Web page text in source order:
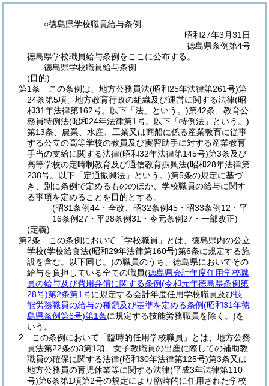
○徳島県学校職員給与条例
昭和27年3月31日
徳島県条例第4号
徳島県学校職員給与条例をここに公布する。
徳島県学校職員給与条例
(目的)
第1条
この条例は、地方公務員法(昭和25年法律第261号)第
24条第5項、地方教育行政の組織及び運営に関する法律(昭
和31年法律第162号。以下「法」という。)第42条、教育公
務員特例法(昭和24年法律第1号。以下「特例法」という。)
第13条、農業、水産、工業又は商船に係る産業教育に従事
する公立の高等学校の教員及び実習助手に対する産業教育
手当の支給に関する法律(昭和32年法律第145号)第3条及び
高等学校の定時制教育及び通信教育振興法(昭和28年法律第
238号。以下「定通振興法」という。)第5条の規定に基づ
き、別に条例で定めるもののほか、学校職員の給与に関す
る事項を定めることを目的とする。
(昭31条例44・全改、昭32条例45・昭33条例12・平
16条例27・平28条例31・令元条例27・一部改正)
(定義)
第2条
この条例において「学校職員」とは、徳島県内の公立
学校(学校給食法(昭和29年法律第160号)第6条に規定する施
設を含む。以下同じ。)の職員のうち、徳島県においてその
給与を負担している全ての職員(徳島県会計年度任用学校職
員の給与及び費用弁償に関する条例(令和元年徳島県条例第
28号)第2条第1号に規定する会計年度任用学校職員及び技
能労務職員の給与の種類及び基準を定める条例(昭和31年徳
島県条例第6号)第1条に規定する技能労務職員を除く。)を
いう。
2
この条例において「臨時的任用学校職員」とは、地方公務
員法第22条の3第1項、女子教職員の出産に際しての補助教
職員の確保に関する法律(昭和30年法律第125号)第3条又は
地方公務員の育児休業等に関する法律(平成3年法律第110
号)第6条第1項第2号の規定により臨時的に任用された学校